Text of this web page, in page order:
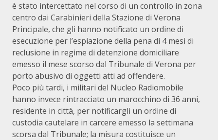
è stato intercettato nel corso di un controllo in zona
centro dai Carabinieri della Stazione di Verona
Principale, che gli hanno notificato un ordine di
esecuzione per l’espiazione della pena di 4 mesi di
reclusione in regime di detenzione domiciliare
emesso il mese scorso dal Tribunale di Verona per
porto abusivo di oggetti atti ad offendere.
Poco più tardi, i militari del Nucleo Radiomobile
hanno invece rintracciato un marocchino di 36 anni,
residente in città, per notificargli un ordine di
custodia cautelare in carcere emesso la settimana
scorsa dal Tribunale; la misura costituisce un